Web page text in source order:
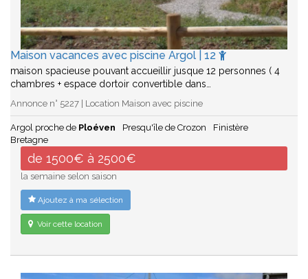
Maison vacances avec piscine Argol | 12
maison spacieuse pouvant accueillir jusque 12 personnes ( 4
chambres + espace dortoir convertible dans…
Annonce n° 5227 | Location Maison avec piscine
Argol proche de Ploéven Presqu'île de Crozon
Finistère
Bretagne
de 1500€ à 2500€
la semaine selon saison
Ajoutez à ma sélection
Voir cette location